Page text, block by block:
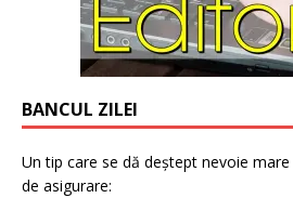
BANCUL ZILEI
Un tip care se dă deștept nevoie
de asigurare: